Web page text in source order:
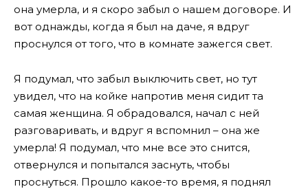
она умерла, и я скоро забыл о нашем договоре. И
вот однажды, когда я был на даче, я вдруг
проснулся от того, что в комнате зажегся свет.
Я подумал, что забыл выключить свет, но тут
увидел, что на койке напротив меня сидит та
самая женщина. Я обрадовался, начал с ней
разговаривать, и вдруг я вспомнил – она же
умерла! Я подумал, что мне все это снится,
отвернулся и попытался заснуть, чтобы
проснуться. Прошло какое-то время, я поднял